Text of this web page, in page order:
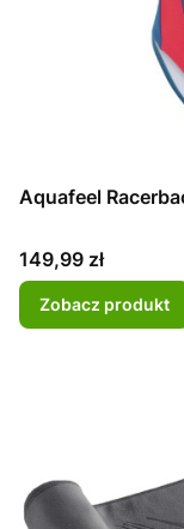
Aquafeel
Cena
149,99 zł
Zobacz produkt